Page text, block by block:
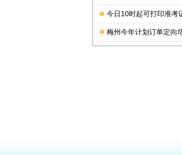
今日10时起可打印准考
梅州今年计划订单定向